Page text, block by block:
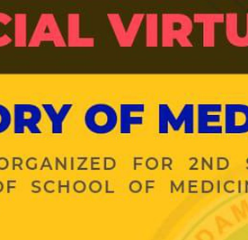
Экономика
Менеджмент жана
бизнести башкаруу
Туризм
Маалымат технологиялары
ЭЛЕКТРОНДУК БИЛИМ БЕРҮҮ